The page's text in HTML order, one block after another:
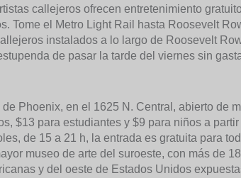
callejeros ofrecen entretenimiento
Tome el Metro Light Rail hasta Roosevelt
instalados a lo largo de Roosevelt
de pasar la tarde del viernes sin
Phoenix, en el 1625 N. Central, abierto de
$13 para estudiantes y $9 para niños a partir
de 15 a 21 h, la entrada es gratuita para
museo de arte del suroeste, con más de
y del oeste de Estados Unidos